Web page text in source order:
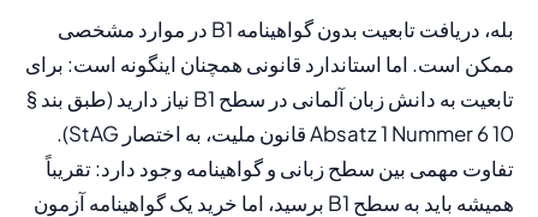
بله، دریافت تابعیت بدون گواهینامه B1 در موارد مشخصی
ممکن است. اما استاندارد قانونی همچنان اینگونه است: برای
تابعیت به دانش زبان آلمانی در سطح B1 نیاز دارید (طبق بند §
10 Absatz 1 Nummer 6 قانون ملیت، به اختصار StAG).
تفاوت مهمی بین سطح زبانی و گواهینامه وجود دارد: تقریباً
همیشه باید به سطح B1 برسید، اما خرید یک گواهینامه آزمون